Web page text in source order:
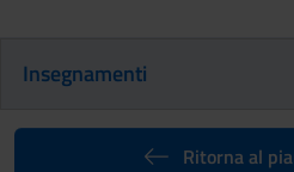
Insegnamenti
Ritorna al